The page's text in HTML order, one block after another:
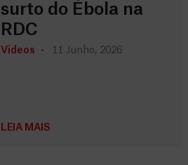
surto do Ébola na
RDC
Vídeos 11 Junho, 2026
LEIA MAIS